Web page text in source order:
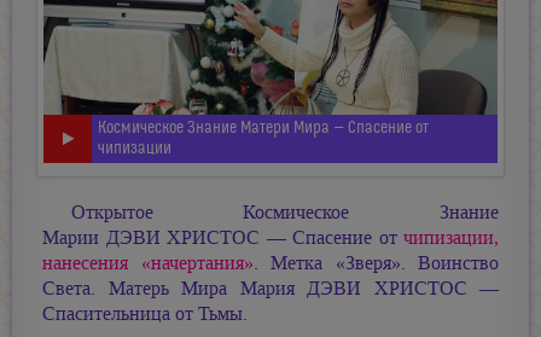
Космическое Знание Матери Мира — Спасение от
чипизации
Открытое Космическое Знание
Марии ДЭВИ ХРИСТОС —Спасение от чипизации,
нанесения «начертания». Метка «Зверя». Воинство
Света. Матерь Мира Мария ДЭВИ ХРИСТОС —
Спасительница от Тьмы.